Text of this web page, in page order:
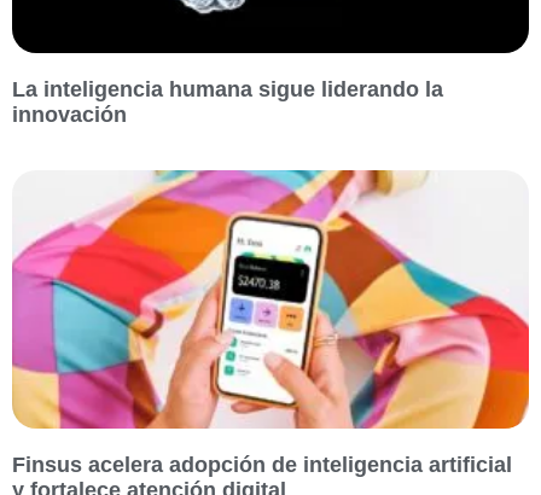
La inteligencia humana sigue liderando la
innovación
Finsus acelera adopción de inteligencia artificial
y fortalece atención digital